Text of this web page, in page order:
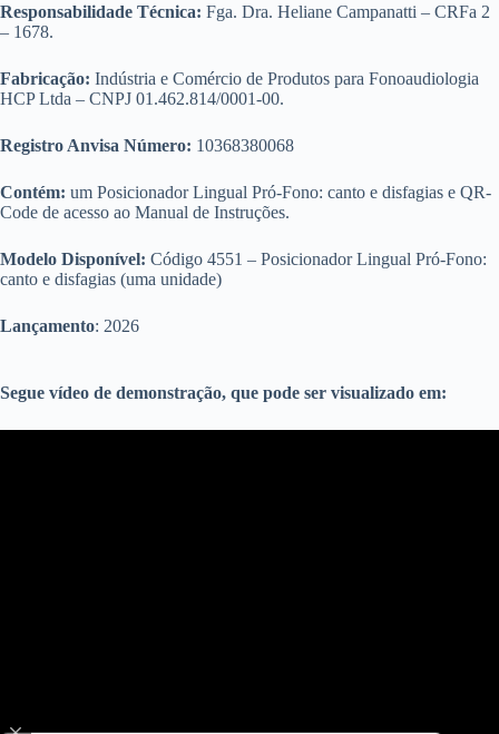
Responsabilidade Técnica: Fga. Dra. Heliane Campanatti – CRFa 2
– 1678.
Fabricação: Indústria e Comércio de Produtos para Fonoaudiologia
HCP Ltda – CNPJ 01.462.814/0001-00.
Registro Anvisa Número: 10368380068
Contém: um Posicionador Lingual Pró-Fono: canto e disfagias e QR-
Code de acesso ao Manual de Instruções.
Modelo Disponível: Código 4551 – Posicionador Lingual Pró-Fono:
canto e disfagias (uma unidade)
Lançamento: 2026
Segue vídeo de demonstração, que pode ser visualizado em: